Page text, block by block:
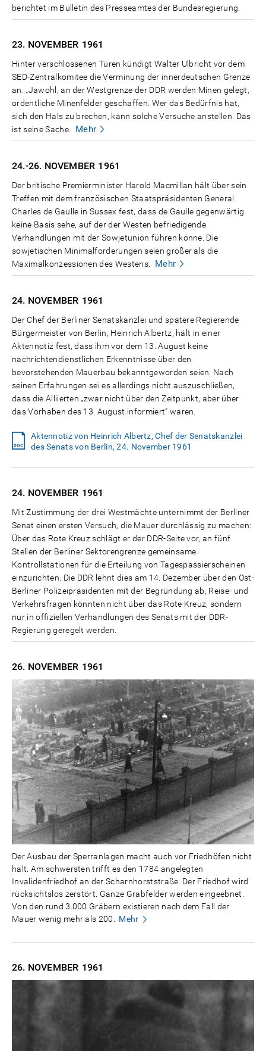
berichtet im Bulletin des Presseamtes der Bundesregierung.
23. NOVEMBER 1961
Hinter verschlossenen Türen kündigt Walter Ulbricht vor dem
SED-Zentralkomitee die Verminung der innerdeutschen Grenze
an: „Jawohl, an der Westgrenze der DDR werden Minen gelegt,
ordentliche Minenfelder geschaffen. Wer das Bedürfnis hat,
sich den Hals zu brechen, kann solche Versuche anstellen. Das
ist seine Sache.
Mehr
24.-26. NOVEMBER 1961
Der britische Premierminister Harold Macmillan hält über sein
Treffen mit dem französischen Staatspräsidenten General
Charles de Gaulle in Sussex fest, dass de Gaulle gegenwärtig
keine Basis sehe, auf der der Westen befriedigende
Verhandlungen mit der Sowjetunion führen könne. Die
sowjetischen Minimalforderungen seien größer als die
Maximalkonzessionen des Westens.
Mehr
24. NOVEMBER 1961
Der Chef der Berliner Senatskanzlei und spätere Regierende
Bürgermeister von Berlin, Heinrich Albertz, hält in einer
Aktennotiz fest, dass ihm vor dem 13. August keine
nachrichtendienstlichen Erkenntnisse über den
bevorstehenden Mauerbau bekanntgeworden seien. Nach
seinen Erfahrungen sei es allerdings nicht auszuschließen,
dass die Alliierten „zwar nicht über den Zeitpunkt, aber über
das Vorhaben des 13. August informiert" waren.
Aktennotiz von Heinrich Albertz, Chef der Senatskanzlei
des Senats von Berlin, 24. November 1961
24. NOVEMBER 1961
Mit Zustimmung der drei Westmächte unternimmt der Berliner
Senat einen ersten Versuch, die Mauer durchlässig zu machen:
Über das Rote Kreuz schlägt er der DDR-Seite vor, an fünf
Stellen der Berliner Sektorengrenze gemeinsame
Kontrollstationen für die Erteilung von Tagespassierscheinen
einzurichten. Die DDR lehnt dies am 14. Dezember über den Ost-
Berliner Polizeipräsidenten mit der Begründung ab, Reise- und
Verkehrsfragen könnten nicht über das Rote Kreuz, sondern
nur in offiziellen Verhandlungen des Senats mit der DDR-
Regierung geregelt werden.
26. NOVEMBER 1961
Der Ausbau der Sperranlagen macht auch vor Friedhöfen nicht
halt. Am schwersten trifft es den 1784 angelegten
Invalidenfriedhof an der Scharnhorststraße. Der Friedhof wird
rücksichtslos zerstört. Ganze Grabfelder werden eingeebnet.
Von den rund 3.000 Gräbern existieren nach dem Fall der
Mauer wenig mehr als 200.
Mehr
26. NOVEMBER 1961